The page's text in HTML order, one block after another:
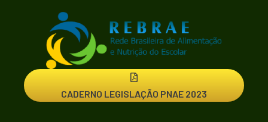
CADERNO LEGISLAÇÃO PNAE 2023